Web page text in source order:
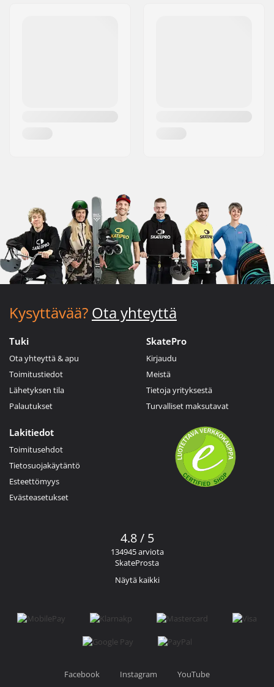
Kysyttävää? Ota yhteyttä
Tuki
Ota yhteyttä & apu
Toimitustiedot
Lähetyksen tila
Palautukset
SkatePro
Kirjaudu
Meistä
Tietoja yrityksestä
Turvalliset maksutavat
Lakitiedot
Toimitusehdot
Tietosuojakäytäntö
Esteettömyys
Evästeasetukset
4.8 / 5
134945 arviota
SkateProsta
Näytä kaikki
Facebook Instagram YouTube